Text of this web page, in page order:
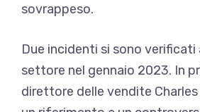
sovrappeso.
Due incidenti si sono verificati
settore nel gennaio 2023. In
direttore delle vendite